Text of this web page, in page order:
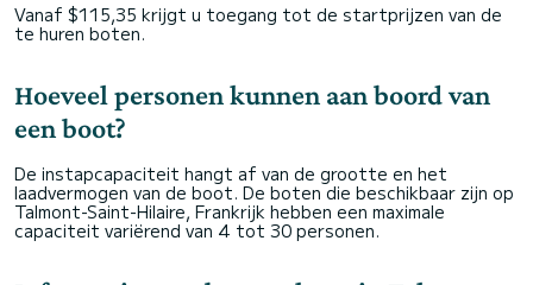
Vanaf $115,35 krijgt u toegang tot de startprijzen van de
te huren boten.
Hoeveel personen kunnen aan boord van
een boot?
De instapcapaciteit hangt af van de grootte en het
laadvermogen van de boot. De boten die beschikbaar zijn op
Talmont-Saint-Hilaire, Frankrijk hebben een maximale
capaciteit variërend van 4 tot 30 personen.